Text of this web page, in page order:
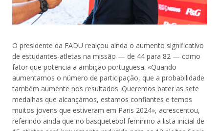
O presidente da FADU realçou ainda o aumento significativo
de estudantes-atletas na missão — de 44 para 82 — como
fator que potencia a ambição portuguesa: «Quando
aumentamos o número de participação, que a probabilidade
também aumente nos resultados. Queremos bater as sete
medalhas que alcançámos, estamos confiantes e temos
muitos jovens que estiveram em Paris 2024», acrescentou,
referindo ainda que no basquetebol feminino a lista inicial de